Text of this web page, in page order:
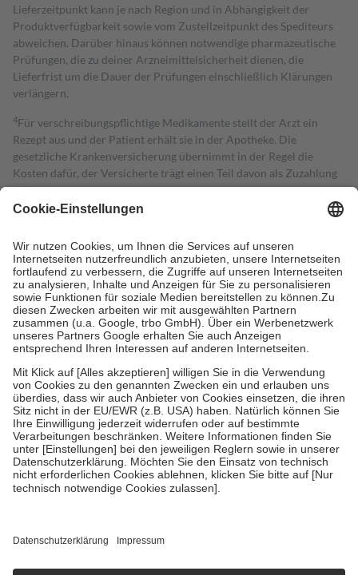
Lieferzeitpunkt kann je nach Region und in Abhängigkeit der
Produktverfügbarkeit sowie vom Zustellzeitpunkt des Spediteurs
abweichen. Darüber hinaus können notwendige pharmazeutische
Prüfungen, die zu deiner Arzneimittelsicherheit dienen, die
Lieferfrist um die Dauer der Prüfungen einschließlich Klärungen
verlängern.
4Für verschreibungspflichtige Medikamente stellt der Arzt ein
Rezept aus und der Patient erhält sie in der Apotheke. Die
gesetzliche Krankenversicherung übernimmt in der Regel die
Kosten dafür, der Versicherte trägt einen Teil davon als Zuzahlung
mit.
Grundsätzlich leisten Mitglieder Zuzahlungen in Höhe von zehn
höchstens zehn Euro.
Es sind jedoch nie mehr als die tatsächlichen
Kosten der Leistung zu entrichten.
Diese Regeln gelten grundsätzlich auch für Online-Apotheken.
Bei Heilmitteln und häuslicher Krankenpflege beträgt die
Zuzahlung zehn Prozent der Kosten sowie zehn Euro je
Verordnung.
Um das Engagement der Versicherten für ihre eigene Gesundheit zu
stärken und die besondere Stellung der Familie zu unterstützen,
fallenkeine Zuzahlungenan bei:
• Kindern und Jugendlichen bis zum vollendeten 18. Lebensjahr
mit Ausnahme der Fahrkosten
• Untersuchungen zur Vorsorge und Früherkennung, die von der
GKV getragen werden
• empfohlenen Schutzimpfungen
• Harn- und Blutteststreifen
getroffen, um sicherzustellen, dass es sich um echte Bewertungen
https://help.etrusted.com/hc/de/articles/4419944605341